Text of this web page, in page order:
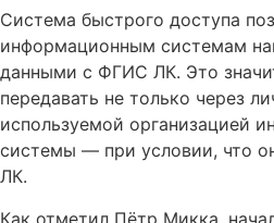
Система быстрого доступа
информационным системам
данными с ФГИС ЛК. Это
передавать не только через
используемой организацией
системы — при условии, что
ЛК.
Как отметил Пётр Микка,